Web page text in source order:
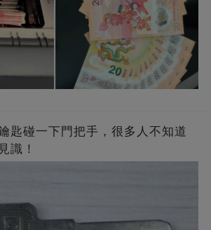
匙碰一下門把手，很多人不知道
識！